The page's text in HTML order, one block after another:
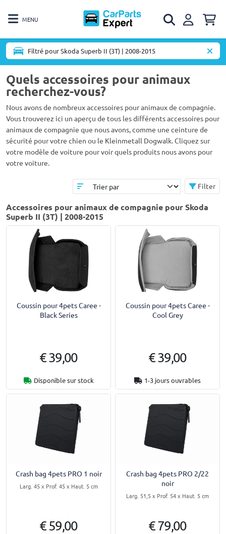
MENU
Filtré pour Skoda Superb II (3T) | 2008-2015
Quels accessoires pour animaux
recherchez-vous?
Nous avons de nombreux accessoires pour animaux de compagnie.
Vous trouverez ici un aperçu de tous les différents accessoires pour
animaux de compagnie que nous avons, comme une ceinture de
sécurité pour votre chien ou le Kleinmetall Dogwalk. Cliquez sur
votre modèle de voiture pour voir quels produits nous avons pour
votre voiture.
Filter
Accessoires pour animaux de compagnie pour Skoda
Superb II (3T) | 2008-2015
Coussin pour 4pets Caree -
Black Series
€ 39,00
Disponible sur stock
Coussin pour 4pets Caree -
Cool Grey
€ 39,00
1-3 jours ouvrables
Crash bag 4pets PRO 1 noir
Larg. 45 x Prof. 45 x Haut. 5 cm
€ 59,00
Crash bag 4pets PRO 2/22
noir
Larg. 51,5 x Prof. 54 x Haut. 5 cm
€ 79,00